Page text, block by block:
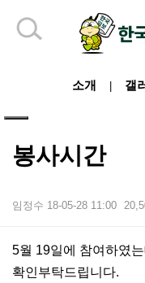
소개 갤
봉사시간
임정수 18-05-28 11:00
본문
5월 19일에 참여하였
확인부탁드립니다.
하단 영역